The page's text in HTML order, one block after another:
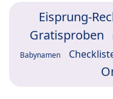
Eisprung-
Gratisproben
Babynamen